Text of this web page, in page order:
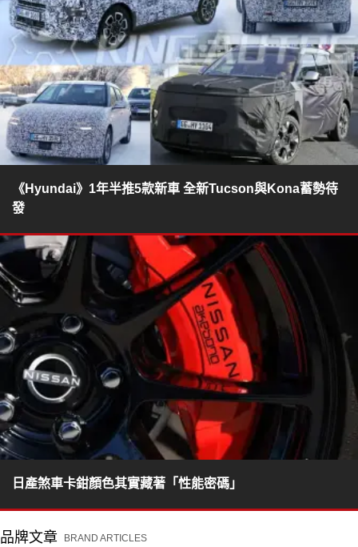
《Hyundai》1年半推5款新車 全新Tucson與Kona蓄勢待
發
日產煞車卡鉗顏色其實藏著「性能密碼」
品牌文章 BRAND ARTICLES